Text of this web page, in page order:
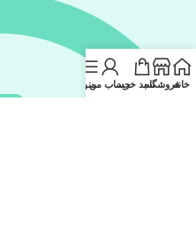
خانهفروشگاهسبد خریدحساب منمنو